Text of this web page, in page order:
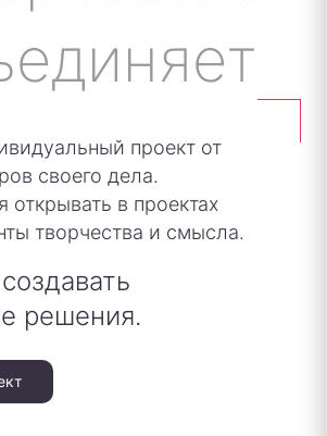
проект от
своего дела.
в проектах
творчества и смысла.
решения.